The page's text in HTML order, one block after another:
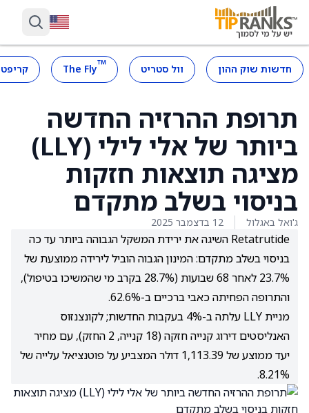
חדשות שוק ההון וול סטריט ™
The Fly
תרופת ההרזיה החדשה
ביותר של אלי לילי (LLY)
מציגה תוצאות חזקות
בניסוי בשלב מתקדם
ג'ואל באגלול 12 בדצמבר 2025
Retatrutide השיגה את ירידת המשקל הגבוהה ביותר עד כה
בניסוי בשלב מתקדם: המינון הגבוה הוביל לירידה ממוצעת של
23.7% לאחר 68 שבועות (28.7% בקרב מי שהמשיכו בטיפול),
והתרופה הפחיתה כאבי ברכיים ב-62.6%.
מניית LLY עלתה ב-4% בעקבות החדשות; לקונצנזוס
האנליסטים דירוג קנייה חזקה (18 קנייה, 2 החזק), עם מחיר
יעד ממוצע של 1,113.39 דולר המצביע על פוטנציאל עלייה של
8.21%.